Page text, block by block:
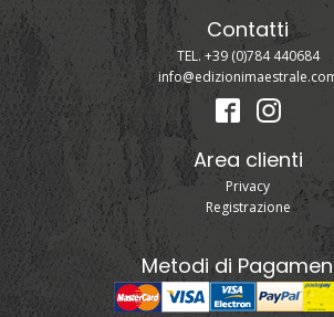
Contatti
TEL. +39 (0)784 440684
Area clienti
Privacy
Registrazione
Metodi di